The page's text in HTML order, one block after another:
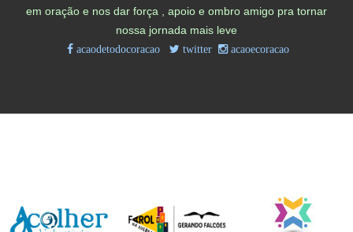
em oração e nos dar força , apoio e ombro amigo pra tornar
nossa jornada mais leve
acaodetodocoracao twitter acaoecoracao